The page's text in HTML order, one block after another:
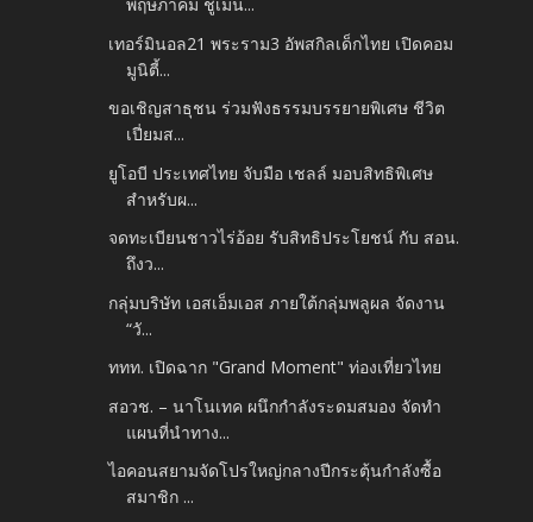
เทอร์มินอล21 พระราม3 อัพสกิลเด็กไทย เปิดคอม
มูนิตี้...
ขอเชิญสาธุชน ร่วมฟังธรรมบรรยายพิเศษ ชีวิต
เปี่ยมส...
ยูโอบี ประเทศไทย จับมือ เชลล์ มอบสิทธิพิเศษ
สำหรับผ...
จดทะเบียนชาวไร่อ้อย รับสิทธิประโยชน์ กับ สอน.
ถึงว...
กลุ่มบริษัท เอสเอ็มเอส ภายใต้กลุ่มพลูผล จัดงาน
“วั...
ททท. เปิดฉาก "Grand Moment" ท่องเที่ยวไทย
สอวช. – นาโนเทค ผนึกกำลังระดมสมอง จัดทำ
แผนที่นำทาง...
ไอคอนสยามจัดโปรใหญ่กลางปี​กระตุ้นกำลังซื้อ
สมาชิก​ ...